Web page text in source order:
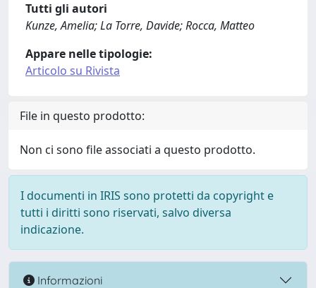
Tutti gli autori
Kunze, Amelia; La Torre, Davide; Rocca, Matteo
Appare nelle tipologie:
Articolo su Rivista
File in questo prodotto:
Non ci sono file associati a questo prodotto.
I documenti in IRIS sono protetti da copyright e
tutti i diritti sono riservati, salvo diversa
indicazione.
Informazioni